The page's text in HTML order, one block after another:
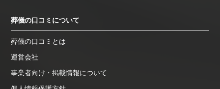
葬儀の口コミについて
葬儀の口コミとは
運営会社
事業者向け・掲載情報について